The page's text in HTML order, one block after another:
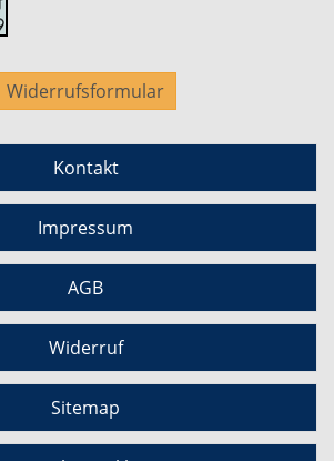
Widerrufsformular
Kontakt
Impressum
AGB
Widerruf
Sitemap